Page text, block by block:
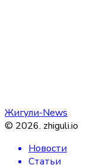
Жигули-News
© 2026. zhiguli.io
Новости
Статьи